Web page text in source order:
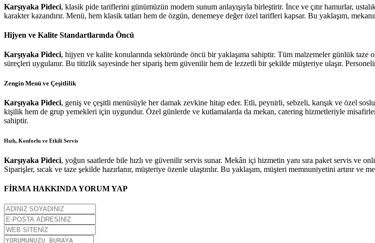
Karşıyaka Pideci, klasik pide tariflerini günümüzün modern sunum anlayışıyla birleştirir. İnce ve çıtır hamurlar,
karakter kazandırır. Menü, hem klasik tatları hem de özgün, denemeye değer özel tarifleri kapsar. Bu yaklaşım,
Hijyen ve Kalite Standartlarında Öncü
Karşıyaka Pideci, hijyen ve kalite konularında sektöründe öncü bir yaklaşıma sahiptir. Tüm malzemeler günlük
süreçleri uygulanır. Bu titizlik sayesinde her sipariş hem güvenilir hem de lezzetli bir şekilde müşteriye ulaşır.
Zengin Menü ve Çeşitlilik
Karşıyaka Pideci, geniş ve çeşitli menüsüyle her damak zevkine hitap eder. Etli, peynirli, sebzeli, karışık ve özel
kişilik hem de grup yemekleri için uygundur. Özel günlerde ve kutlamalarda da mekan, catering hizmetleriyle
sahiptir.
Hızlı, Konforlu ve Etkili Servis
Karşıyaka Pideci, yoğun saatlerde bile hızlı ve güvenilir servis sunar. Mekân içi hizmetin yanı sıra paket servis ve
Siparişler, sıcak ve taze şekilde hazırlanır, müşteriye özenle ulaştırılır. Bu yaklaşım, müşteri memnuniyetini artırır ve
FİRMA HAKKINDA YORUM YAP